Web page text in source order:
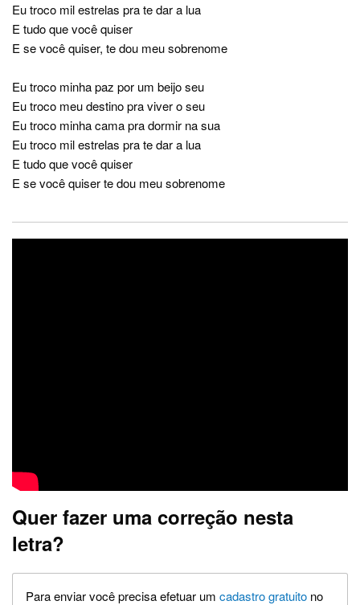
Eu troco mil estrelas pra te dar a lua
E tudo que você quiser
E se você quiser, te dou meu sobrenome
Eu troco minha paz por um beijo seu
Eu troco meu destino pra viver o seu
Eu troco minha cama pra dormir na sua
Eu troco mil estrelas pra te dar a lua
E tudo que você quiser
E se você quiser te dou meu sobrenome
Quer fazer uma correção nesta
letra?
Para enviar você precisa efetuar um cadastro gratuito no